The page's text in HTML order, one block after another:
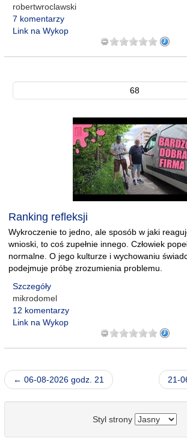
robertwroclawski
7 komentarzy
Link na Wykop
68
Ranking refleksji
Wykroczenie to jedno, ale sposób w jaki
wnioski, to coś zupełnie innego. Człowiek
normalne. O jego kulturze i wychowaniu
podejmuje próbę zrozumienia problemu.
Szczegóły
mikrodomel
12 komentarzy
Link na Wykop
← 06-08-2026 godz. 21 21-
Styl strony